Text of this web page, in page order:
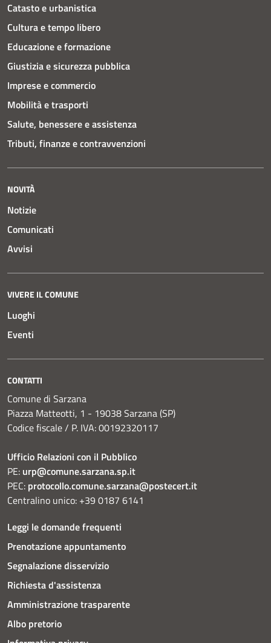
Catasto e urbanistica
Cultura e tempo libero
Educazione e formazione
Giustizia e sicurezza pubblica
Imprese e commercio
Mobilità e trasporti
Salute, benessere e assistenza
Tributi, finanze e contravvenzioni
NOVITÀ
Notizie
Comunicati
Avvisi
VIVERE IL COMUNE
Luoghi
Eventi
CONTATTI
Comune di Sarzana
Piazza Matteotti, 1 - 19038 Sarzana (SP)
Codice fiscale / P. IVA: 00192320117
Ufficio Relazioni con il Pubblico
PE: urp@comune.sarzana.sp.it
PEC: protocollo.comune.sarzana@postecert.it
Centralino unico: +39 0187 6141
Leggi le domande frequenti
Prenotazione appuntamento
Segnalazione disservizio
Richiesta d'assistenza
Amministrazione trasparente
Albo pretorio